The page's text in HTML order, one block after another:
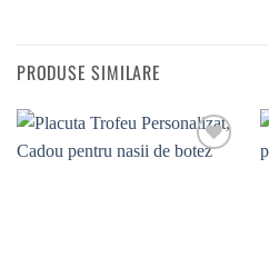
PRODUSE SIMILARE